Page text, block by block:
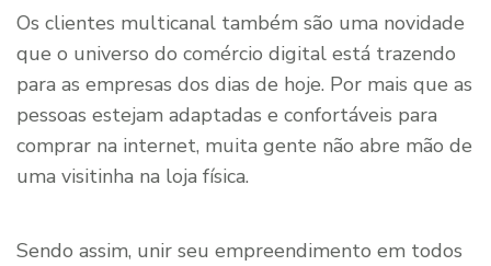
Os clientes multicanal também são uma novidade
que o universo do comércio digital está trazendo
para as empresas dos dias de hoje. Por mais que as
pessoas estejam adaptadas e confortáveis para
comprar na internet, muita gente não abre mão de
uma visitinha na loja física.
Sendo assim, unir seu empreendimento em todos